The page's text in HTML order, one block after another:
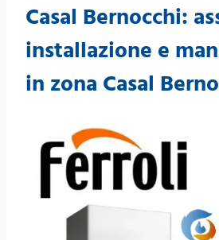
Casal Bernocchi:
installazione e
in zona Casal